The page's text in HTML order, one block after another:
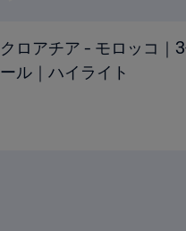
クロアチア - モロッコ｜
ール｜ハイライト